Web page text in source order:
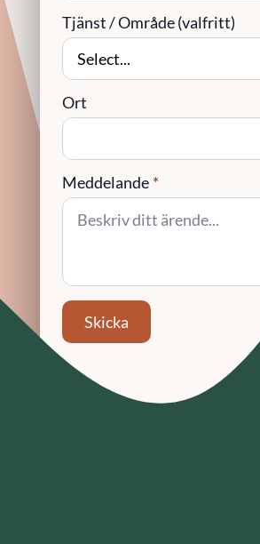
Tjänst / Område (valfritt)
Ort
Meddelande *
Skicka